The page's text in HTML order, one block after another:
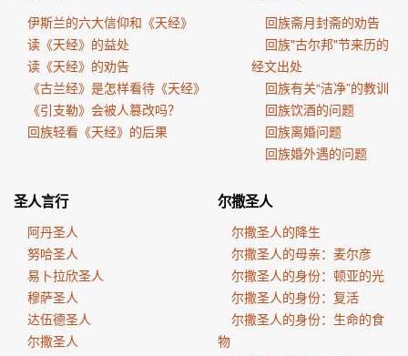
伊斯兰的六大信仰和《天经》
读《天经》的益处
读《天经》的劝告
《古兰经》是怎样看待《天经》
《引支勒》会被人篡改吗？
回族轻看《天经》的后果
回族斋月封斋的劝告
回族"古尔邦"节来历的
经文出处
回族有关“洁净”的教训
回族饮酒的问题
回族离婚问题
回族婚外遇的问题
圣人言行
阿丹圣人
努哈圣人
易卜拉欣圣人
穆萨圣人
达伍德圣人
尔撒圣人
尔撒圣人
尔撒圣人的降生
尔撒圣人的母亲：麦尔彦
尔撒圣人的身份：顿亚的光
尔撒圣人的身份：复活
尔撒圣人的身份：生命的食
物